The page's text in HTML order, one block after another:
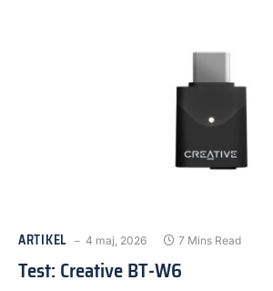
ARTIKEL 4 maj, 2026 7 Mins Read
Test: Creative BT-W6